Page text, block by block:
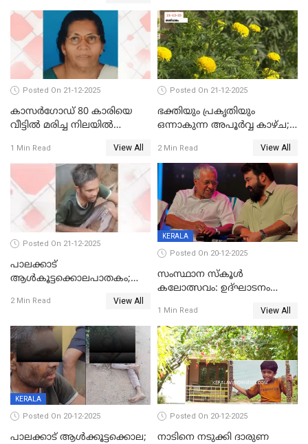
ജനറൽ
ആശുപത്രിയിലെത്തിച്ചു
Posted On 21-12-2025
കാസർഗോഡ് 80 കാരിയെ
വീട്ടിൽ മരിച്ച നിലയിൽ
1 Min Read View All
Posted On 21-12-2025
ഭക്തിയും പ്രകൃതിയും
ഒന്നാകുന്ന അപൂര്‍വ്വ കാഴ്ച;
കാഴ്ചാനുഭവമൊരുക്കി
ശബരീ നന്ദനം
2 Min Read View All
Posted On 21-12-2025
പാലക്കാട്‌
ആൾകൂട്ടക്കൊലപാതകം;
ഊർജ്ജിതമാക്കിമാക്കി
2 Min Read View All
KERALA
Posted On 20-12-2025
സംസ്ഥാന സ്കൂൾ
കലോത്സവം: ഉദ്ഘാടനം
മുഖ്യാതിഥിയായി
മോഹൻലാൽ
1 Min Read View All
KERALA
Posted On 20-12-2025
പാലക്കാട് ആൾക്കൂട്ടക്കൊല;
Posted On 20-12-2025
നാടിനെ നടുക്കി ദാരുണ